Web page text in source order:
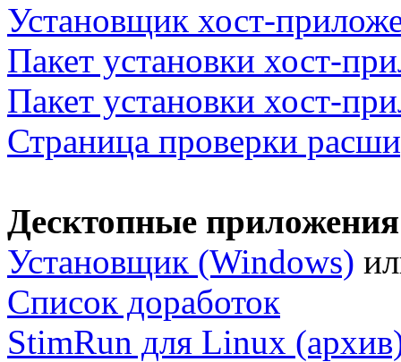
Установщик хост-
Пакет установки хост-
Пакет установки хост-
Страница проверки
Десктопные
Установщик (Windows)
Список доработок
StimRun для Linux